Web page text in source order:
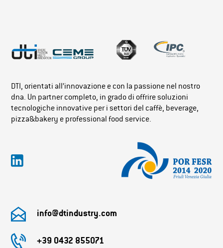
DTI, orientati all’innovazione e con la passione nel nostro
dna. Un partner completo, in grado di offrire soluzioni
tecnologiche innovative per i settori del caffè, beverage,
pizza&bakery e professional food service.
info@dtindustry.com
+39 0432 855071